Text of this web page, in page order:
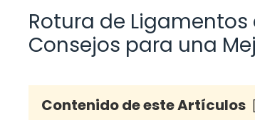
Rotura de
Consejos para una
Contenido de este Artículos